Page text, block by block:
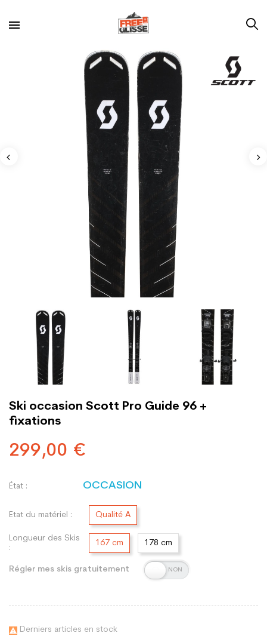
Ski occasion Scott Pro Guide 96 +
fixations
299,00 €
État : OCCASION
Etat du matériel : Qualité A
Longueur des Skis
:
167 cm 178 cm
Régler mes skis gratuitement
 Derniers articles en stock